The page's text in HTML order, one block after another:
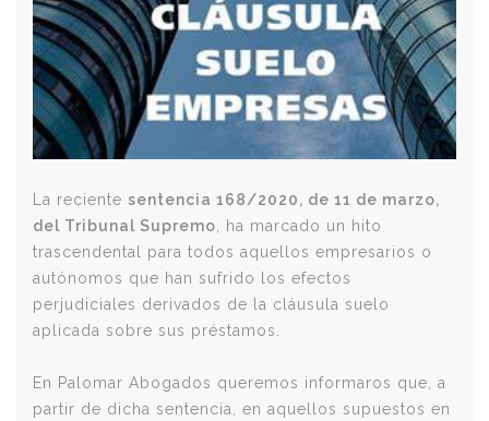
La reciente sentencia 168/2020, de 11 de marzo,
del Tribunal Supremo , ha marcado un hito
trascendental para todos aquellos empresarios o
autónomos que han sufrido los efectos
perjudiciales derivados de la cláusula suelo
aplicada sobre sus préstamos.
En Palomar Abogados queremos informaros que, a
partir de dicha sentencia, en aquellos supuestos en